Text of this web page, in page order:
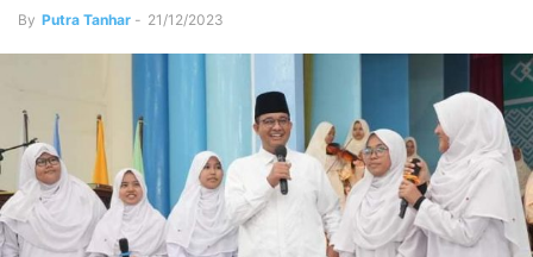
By Putra Tanhar - 21/12/2023